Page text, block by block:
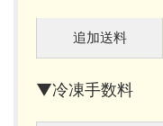
追加送料
▼冷凍手数料